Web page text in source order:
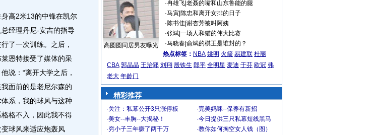
身高2米13的中锋在凯尔
经理丹尼-安吉的指导
了一次训练。之后，
莱恩特接受了媒体的采
说：“离开大学之后，
面前的是老尼尔森的
体系，我的球风与这种
格格不入，因此我不得
变球风来适应炮轰风
高圆圆同居男友曝光
·冉雄飞| 老聂的嘴和山东鲁能的腿
·马寅| 陈忠和离开女排的日子
·陈书佳| 谢杏芳被叫阿姨
·张斌| 一场人和猫的伟大比赛
·马晓春| 俞斌的棋王是谁封的？
热点标签： NBA 姚明 火箭 易建联 杜丽
CBA 郭晶晶 王治郅 刘翔 殷铁生 郎平 全明星 麦迪 于芬 欧冠 弗
老大 年龄门
精彩推荐
·关注：私幕公开3只涨停板 ·完美妈咪--保养有新招
·美女--丰胸--大揭秘！ ·今日提供三只私幕短线黑马
·穷小子三年赚了两千万 ·教你如何掏空女人钱（图）